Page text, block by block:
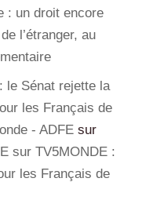
: un droit encore
l’étranger, au
le Sénat rejette la
les Français de
- ADFEsur
sur TV5MONDE :
les Français de